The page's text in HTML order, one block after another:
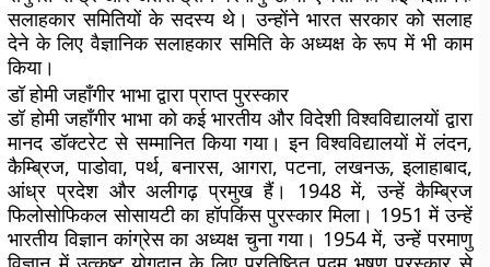
सलाहकार समितियों के सदस्य थे। उन्होंने भारत सरकार को सलाह
देने के लिए वैज्ञानिक सलाहकार समिति के अध्यक्ष के रूप में भी काम
किया।
डॉ होमी जहाँगीर भाभा द्वारा प्राप्त पुरस्कार
डॉ होमी जहाँगीर भाभा को कई भारतीय और विदेशी विश्वविद्यालयों द्वारा
मानद डॉक्टरेट से सम्मानित किया गया। इन विश्वविद्यालयों में लंदन,
कैम्ब्रिज, पाडोवा, पर्थ, बनारस, आगरा, पटना, लखनऊ, इलाहाबाद,
आंध्र प्रदेश और अलीगढ़ प्रमुख हैं। 1948 में, उन्हें कैम्ब्रिज
फिलोसोफिकल सोसायटी का हॉपकिंस पुरस्कार मिला। 1951 में उन्हें
भारतीय विज्ञान कांग्रेस का अध्यक्ष चुना गया। 1954 में, उन्हें परमाणु